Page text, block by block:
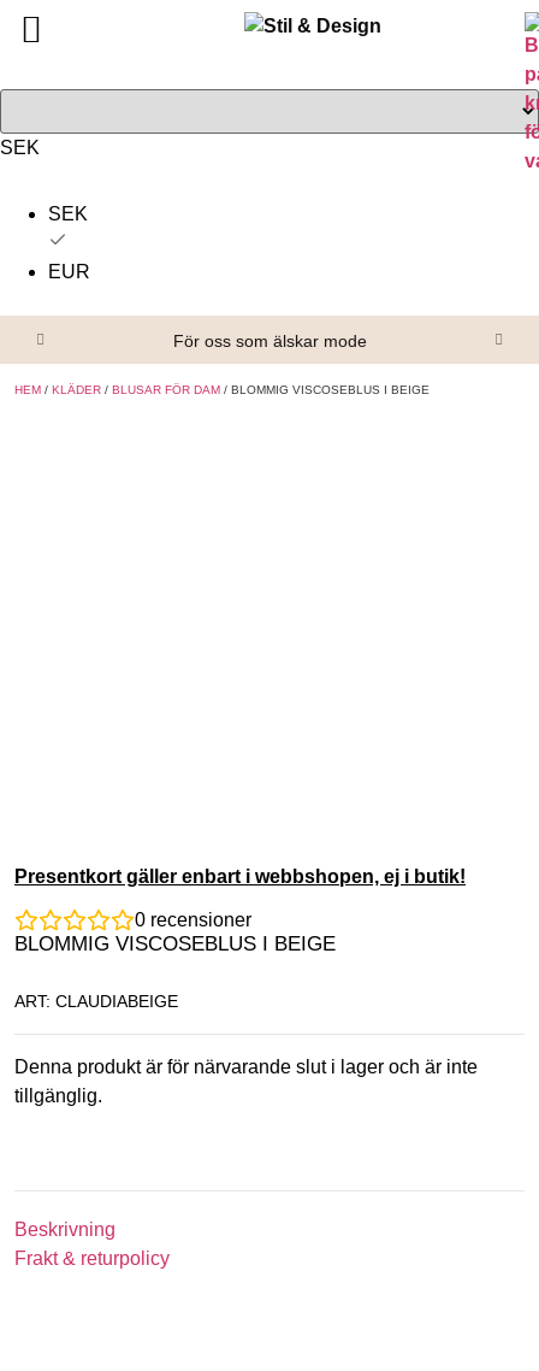
SEK
SEK
EUR
För oss som älskar mode
HEM / KLÄDER / BLUSAR FÖR DAM / BLOMMIG VISCOSEBLUS I BEIGE
Presentkort gäller enbart i webbshopen, ej i butik!
0 recensioner
BLOMMIG VISCOSEBLUS I BEIGE
ART: CLAUDIABEIGE
Denna produkt är för närvarande slut i lager och är inte
tillgänglig.
Beskrivning
Frakt & returpolicy
Alla produkter
Om oss